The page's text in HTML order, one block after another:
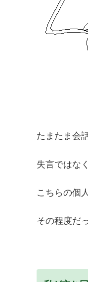
たまたま会
失言ではなく
こちらの個
その程度だ